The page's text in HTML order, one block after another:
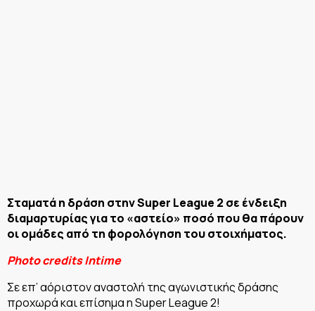
Σταματά η δράση στην Super League 2 σε ένδειξη
διαμαρτυρίας για το «αστείο» ποσό που θα πάρουν
οι ομάδες από τη φορολόγηση του στοιχήματος.
Photo credits Intime
Σε επ’ αόριστον αναστολή της αγωνιστικής δράσης
προχωρά και επίσημα η Super League 2!